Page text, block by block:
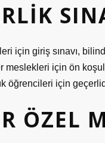
için giriş sınavı,
meslekleri için ön
öğrencileri için
ÖZEL